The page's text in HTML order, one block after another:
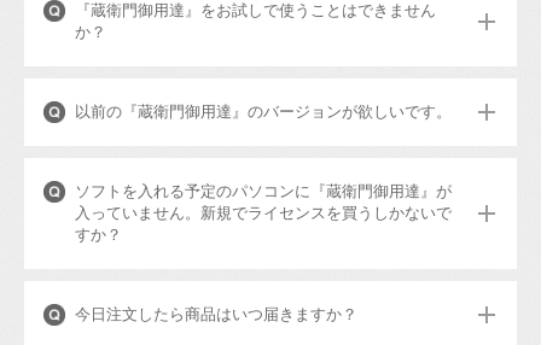
『蔵衛門御用達』をお試しで使うことはできません
か？
以前の『蔵衛門御用達』のバージョンが欲しいです。
ソフトを入れる予定のパソコンに『蔵衛門御用達』が
入っていません。新規でライセンスを買うしかないで
すか？
今日注文したら商品はいつ届きますか？